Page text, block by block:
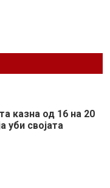
казна од 16 на 20
уби својата